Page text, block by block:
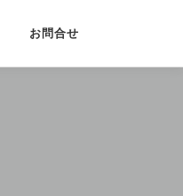
お問合せ